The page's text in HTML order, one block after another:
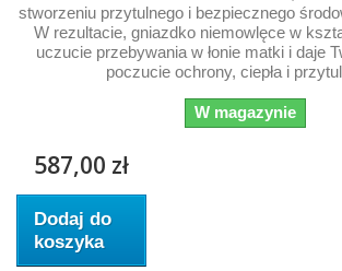
stworzeniu przytulnego i bezpiecznego
W rezultacie, gniazdko niemowlęce w
uczucie przebywania w łonie matki i daje
poczucie ochrony, ciepła i
W magazynie
587,00 zł
Dodaj do
koszyka